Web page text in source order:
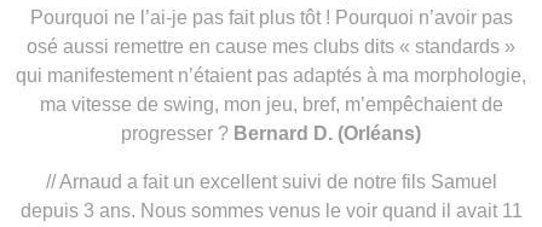
Pourquoi ne l’ai-je pas fait plus tôt ! Pourquoi n’avoir pas
osé aussi remettre en cause mes clubs dits « standards »
qui manifestement n’étaient pas adaptés à ma morphologie,
ma vitesse de swing, mon jeu, bref, m’empêchaient de
progresser ? Bernard D. (Orléans)
// Arnaud a fait un excellent suivi de notre fils Samuel
depuis 3 ans. Nous sommes venus le voir quand il avait 11